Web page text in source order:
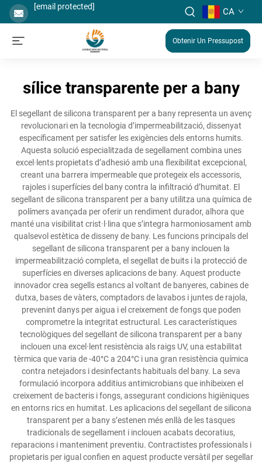
[email protected] CA
Obtenir Un Pressupost
sílice transparente per a bany
El segellant de silicona transparent per a bany representa un avenç
revolucionari en la tecnologia d’impermeabilització, dissenyat
específicament per satisfer les exigències dels entorns humits.
Aquesta solució especialitzada de segellament combina unes
excel·lents propietats d’adhesió amb una flexibilitat excepcional,
creant una barrera impermeable que protegeix els accessoris,
rajoles i superfícies del bany contra la infiltració d’humitat. El
segellant de silicona transparent per a bany utilitza una química de
polímers avançada per oferir un rendiment durador, alhora que
manté una visibilitat crist·l·lina que s’integra harmoniosament amb
qualsevol estètica de disseny de bany. Les funcions principals del
segellant de silicona transparent per a bany inclouen la
impermeabilització completa, el segellat de buits i la protecció de
superfícies en diverses aplicacions de bany. Aquest producte
innovador crea segells estancs al voltant de banyeres, cabines de
dutxa, bases de vàters, comptadors de lavabos i juntes de rajola,
prevenint danys per aigua i el creixement de fongs que poden
comprometre la integritat estructural. Les característiques
tecnològiques del segellant de silicona transparent per a bany
inclouen una excel·lent resistència als raigs UV, una estabilitat
tèrmica que varia de -40°C a 204°C i una gran resistència química
contra netejadors i desinfectants habituals del bany. La seva
formulació incorpora additius antimicrobians que inhibeixen el
creixement de bacteris i fongs, assegurant condicions higièniques
en entorns rics en humitat. Les aplicacions del segellant de silicona
transparent per a bany s’estenen més enllà de les tasques
tradicionals de segellament i inclouen acabats decoratius,
reparacions i manteniment preventiu. Contractistes professionals i
propietaris per igual confien en aquest producte versàtil per segellar